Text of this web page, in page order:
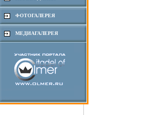
ФОТОГАЛЕРЕЯ
МЕДИАГАЛЕРЕЯ